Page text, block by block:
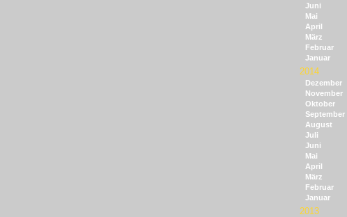
Juni
Mai
April
März
Februar
Januar
2014
Dezember
November
Oktober
September
August
Juli
Juni
Mai
April
März
Februar
Januar
2013